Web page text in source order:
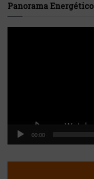
Panorama Energético
00:00